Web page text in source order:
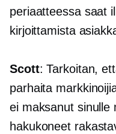
periaatteessa saat
kirjoittamista
Scott: Tarkoitan,
parhaita
ei maksanut sinulle
hakukoneet